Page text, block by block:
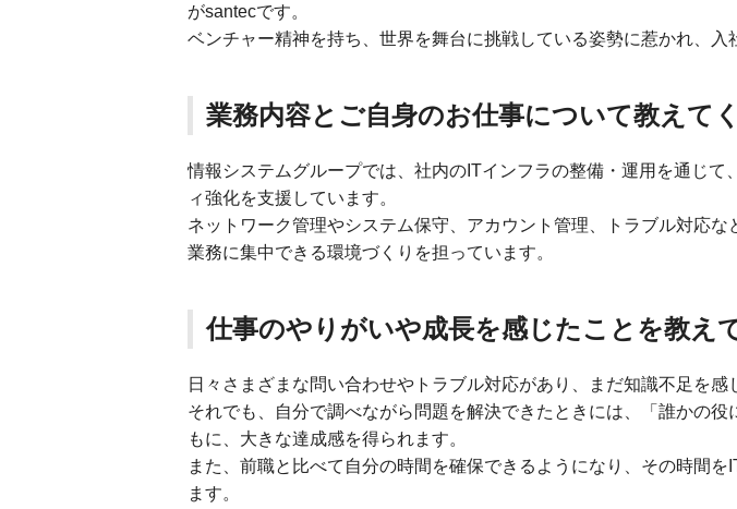
がsantecです。
ベンチャー精神を持ち、世界を舞台に挑戦している姿勢に惹かれ、入
業務内容とご自身のお仕事について教えて
情報システムグループでは、社内のITインフラの整備・運用を通じて
ィ強化を支援しています。
ネットワーク管理やシステム保守、アカウント管理、トラブル対応な
業務に集中できる環境づくりを担っています。
仕事のやりがいや成長を感じたことを教え
日々さまざまな問い合わせやトラブル対応があり、まだ知識不足を感
それでも、自分で調べながら問題を解決できたときには、「誰かの役
もに、大きな達成感を得られます。
また、前職と比べて自分の時間を確保できるようになり、その時間を
ます。